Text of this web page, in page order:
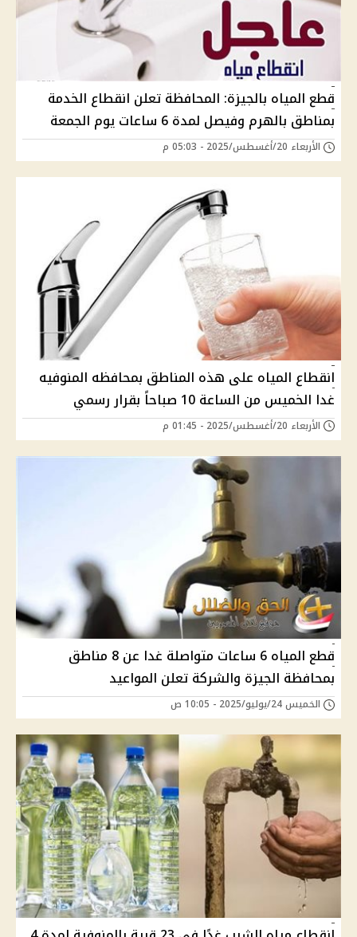
قطع المياه بالجيزة: المحافظة تعلن انقطاع الخدمة
بمناطق بالهرم وفيصل لمدة 6 ساعات يوم الجمعة
الأربعاء 20/أغسطس/2025 - 05:03 م
انقطاع المياه على هذه المناطق بمحافظه المنوفيه
غدا الخميس من الساعة 10 صباحاً بقرار رسمي
الأربعاء 20/أغسطس/2025 - 01:45 م
قطع المياه 6 ساعات متواصلة غدا عن 8 مناطق
بمحافظة الجيزة والشركة تعلن المواعيد
الخميس 24/يوليو/2025 - 10:05 ص